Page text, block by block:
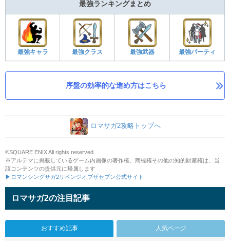
最強ランキングまとめ
最強キャラ 最強クラス 最強武器 最強パーティ
序盤の効率的な進め方はこちら
ロマサガ2攻略トップへ
©SQUARE ENIX All rights reserved.
※アルテマに掲載しているゲーム内画像の著作権、商標権その他の知的財産権は、当
該コンテンツの提供元に帰属します
▶ロマンシングサガ2リベンジオブザセブン公式サイト
ロマサガ2の注目記事
おすすめ記事 人気ページ